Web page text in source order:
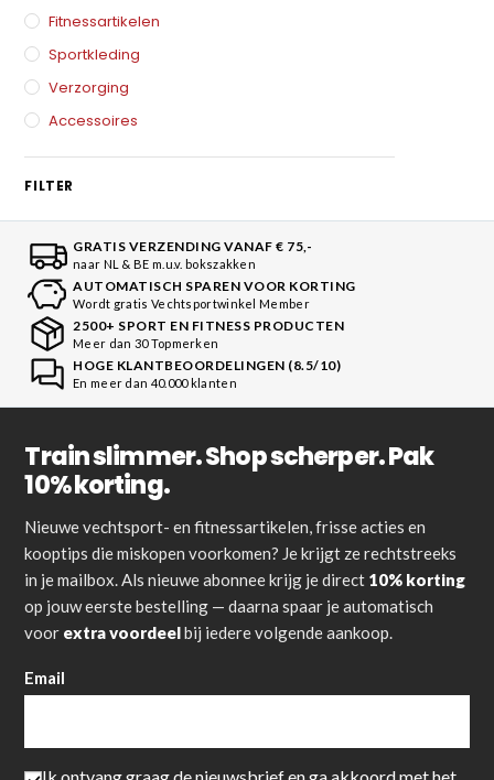
Fitnessartikelen
Sportkleding
Verzorging
Accessoires
FILTER
GRATIS VERZENDING VANAF € 75,-
naar NL & BE m.u.v. bokszakken
AUTOMATISCH SPAREN VOOR KORTING
Wordt gratis Vechtsportwinkel Member
2500+ SPORT EN FITNESS PRODUCTEN
Meer dan 30 Topmerken
HOGE KLANTBEOORDELINGEN (8.5/10)
En meer dan 40.000 klanten
Train slimmer. Shop scherper. Pak
10% korting.
Nieuwe vechtsport- en fitnessartikelen, frisse acties en
kooptips die miskopen voorkomen? Je krijgt ze rechtstreeks
in je mailbox. Als nieuwe abonnee krijg je direct 10% korting
op jouw eerste bestelling — daarna spaar je automatisch
voor extra voordeelbij iedere volgende aankoop.
Email